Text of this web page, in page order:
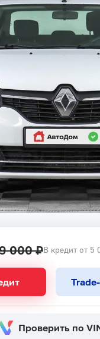
000 ₽В кредит от 5
Проверить по